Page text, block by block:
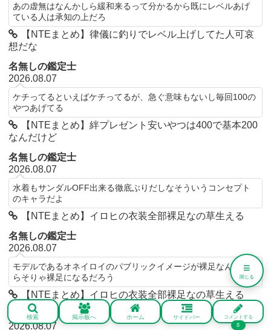
あの虚無はなんかしら緩和来るって分かるから既にレベルあげ
ている人は承知の上だろ
【NTEまとめ】律儀に釣りでレベル上げしてた人可哀
想だな
名無しの鑑定士
2026.08.07
ケチってるといえばケチってるが、急ぐ意味もないし毎回100の
やつあげてる
【NTEまとめ】絆プレゼント安いやつは400で基本200
なんだけど
名無しの鑑定士
2026.08.07
水着もサンダルOFF出来る徹底ぶりだしなそういうコンセプト
のキャラだよ
【NTEまとめ】イロヒの衣装全部裸足なの草生える
名無しの鑑定士
2026.08.07
モデルであるオネイロイのパブリックイメージが裸足なんだか
らそりゃ裸足になるだろう
【NTEまとめ】イロヒの衣装全部裸足なの草生える
名無しの鑑定士
2026.08.07
検索 掲示板へ ホーム サイドバー コメントする
8
≡
閉じる